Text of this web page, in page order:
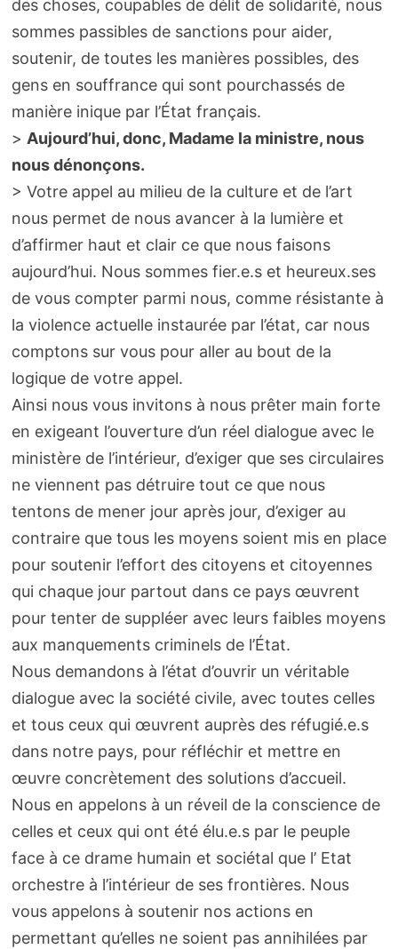
des choses, coupables de délit de solidarité, nous
sommes passibles de sanctions pour aider,
soutenir, de toutes les manières possibles, des
gens en souffrance qui sont pourchassés de
manière inique par l’État français.
> Aujourd’hui, donc, Madame la ministre, nous
nous dénonçons.
> Votre appel au milieu de la culture et de l’art
nous permet de nous avancer à la lumière et
d’affirmer haut et clair ce que nous faisons
aujourd’hui. Nous sommes fier.e.s et heureux.ses
de vous compter parmi nous, comme résistante à
la violence actuelle instaurée par l’état, car nous
comptons sur vous pour aller au bout de la
logique de votre appel.
Ainsi nous vous invitons à nous prêter main forte
en exigeant l’ouverture d’un réel dialogue avec le
ministère de l’intérieur, d’exiger que ses circulaires
ne viennent pas détruire tout ce que nous
tentons de mener jour après jour, d’exiger au
contraire que tous les moyens soient mis en place
pour soutenir l’effort des citoyens et citoyennes
qui chaque jour partout dans ce pays œuvrent
pour tenter de suppléer avec leurs faibles moyens
aux manquements criminels de l’État.
Nous demandons à l’état d’ouvrir un véritable
dialogue avec la société civile, avec toutes celles
et tous ceux qui œuvrent auprès des réfugié.e.s
dans notre pays, pour réfléchir et mettre en
œuvre concrètement des solutions d’accueil.
Nous en appelons à un réveil de la conscience de
celles et ceux qui ont été élu.e.s par le peuple
face à ce drame humain et sociétal que l’ Etat
orchestre à l’intérieur de ses frontières. Nous
vous appelons à soutenir nos actions en
permettant qu’elles ne soient pas annihilées par